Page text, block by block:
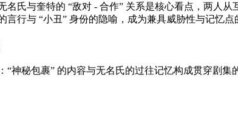
无名氏与奎特的 “敌对 - 合作” 关系是核心看点，两人
言行与 “小丑” 身份的隐喻，成为兼具威胁性与记忆点
：“神秘包裹” 的内容与无名氏的过往记忆构成贯穿剧